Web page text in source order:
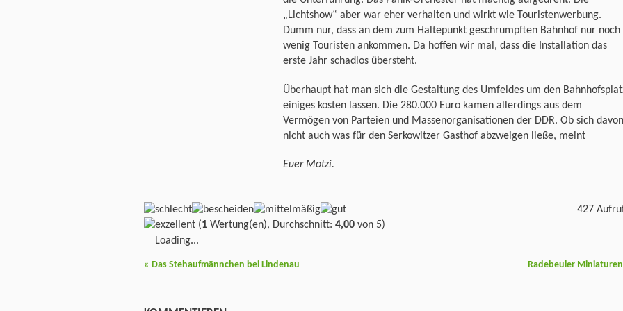
„Lichtshow“ aber war eher verhalten und wirkt wie Touristenwerbung.
Dumm nur, dass an dem zum Haltepunkt geschrumpften Bahnhof nur noch
wenig Touristen ankommen. Da hoffen wir mal, dass die Installation das
erste Jahr schadlos übersteht.
Überhaupt hat man sich die Gestaltung des Umfeldes um den
einiges kosten lassen. Die 280.000 Euro kamen allerdings aus dem
Vermögen von Parteien und Massenorganisationen der DDR. Ob sich davon
nicht auch was für den Serkowitzer Gasthof abzweigen ließe, meint
Euer Motzi.
(1 Wertung(en), Durchschnitt: 4,00 von 5)
Loading...
427
« Das Stehaufmännchen bei Lindenau Radebeuler Miniaturen